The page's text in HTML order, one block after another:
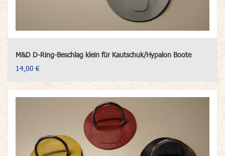
M&D D-Ring-Beschlag klein für Kautschuk/Hypalon Boote
14,00 €